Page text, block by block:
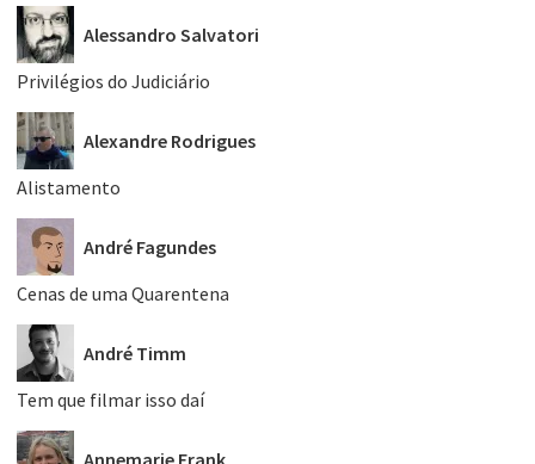
Alessandro Salvatori
Privilégios do Judiciário
Alexandre Rodrigues
Alistamento
André Fagundes
Cenas de uma Quarentena
André Timm
Tem que filmar isso daí